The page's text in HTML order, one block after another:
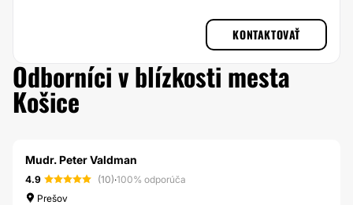
KONTAKTOVAŤ
Odborníci v blízkosti mesta
Košice
Mudr. Peter Valdman
4.9 (10)·100% odporúča
Prešov